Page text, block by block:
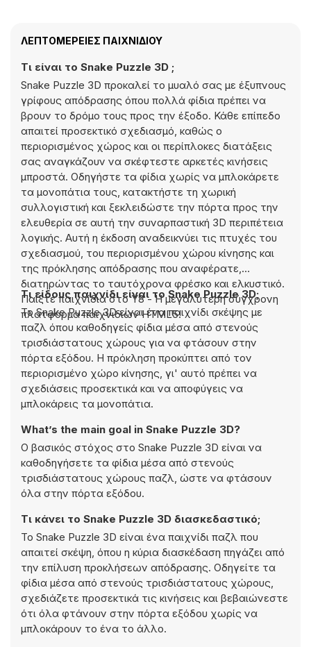
ΛΕΠΤΟΜΈΡΕΙΕΣ ΠΑΙΧΝΙΔΙΟΎ
Τι είναι το Snake Puzzle 3D ;
Snake Puzzle 3D προκαλεί το μυαλό σας με έξυπνους
γρίφους απόδρασης όπου πολλά φίδια πρέπει να
βρουν το δρόμο τους προς την έξοδο. Κάθε επίπεδο
απαιτεί προσεκτικό σχεδιασμό, καθώς ο
περιορισμένος χώρος και οι περίπλοκες διατάξεις
σας αναγκάζουν να σκέφτεστε αρκετές κινήσεις
μπροστά. Οδηγήστε τα φίδια χωρίς να μπλοκάρετε
τα μονοπάτια τους, κατακτήστε τη χωρική
συλλογιστική και ξεκλειδώστε την πόρτα προς την
ελευθερία σε αυτή την συναρπαστική 3D περιπέτεια
λογικής. Αυτή η έκδοση αναδεικνύει τις πτυχές του
σχεδιασμού, του περιορισμένου χώρου κίνησης και
της πρόκλησης απόδρασης που αναφέρατε,
διατηρώντας το ταυτόχρονα φρέσκο και ελκυστικό.
Παίξτε παιχνίδια στο Y8 - Η μεγαλύτερη σύγχρονη
πλατφόρμα παιχνιδιών HTML5!
Τι είδους παιχνίδι είναι το Snake Puzzle 3D;
Το Snake Puzzle 3D είναι ένα παιχνίδι σκέψης με
παζλ όπου καθοδηγείς φίδια μέσα από στενούς
τρισδιάστατους χώρους για να φτάσουν στην
πόρτα εξόδου. Η πρόκληση προκύπτει από τον
περιορισμένο χώρο κίνησης, γι' αυτό πρέπει να
σχεδιάσεις προσεκτικά και να αποφύγεις να
μπλοκάρεις τα μονοπάτια.
What’s the main goal in Snake Puzzle 3D?
Ο βασικός στόχος στο Snake Puzzle 3D είναι να
καθοδηγήσετε τα φίδια μέσα από στενούς
τρισδιάστατους χώρους παζλ, ώστε να φτάσουν
όλα στην πόρτα εξόδου.
Τι κάνει το Snake Puzzle 3D διασκεδαστικό;
Το Snake Puzzle 3D είναι ένα παιχνίδι παζλ που
απαιτεί σκέψη, όπου η κύρια διασκέδαση πηγάζει από
την επίλυση προκλήσεων απόδρασης. Οδηγείτε τα
φίδια μέσα από στενούς τρισδιάστατους χώρους,
σχεδιάζετε προσεκτικά τις κινήσεις και βεβαιώνεστε
ότι όλα φτάνουν στην πόρτα εξόδου χωρίς να
μπλοκάρουν το ένα το άλλο.